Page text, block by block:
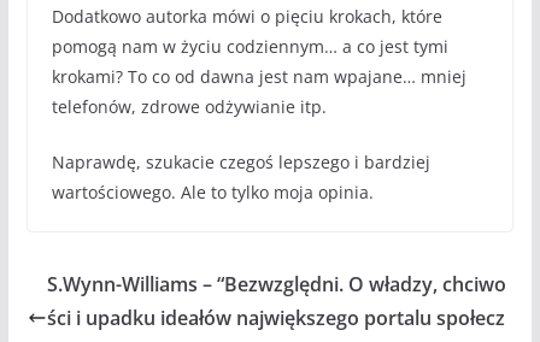
Dodatkowo autorka mówi o pięciu krokach, które
pomogą nam w życiu codziennym… a co jest tymi
krokami? To co od dawna jest nam wpajane… mniej
telefonów, zdrowe odżywianie itp.
Naprawdę, szukacie czegoś lepszego i bardziej
wartościowego. Ale to tylko moja opinia.
S.Wynn-Williams – “Bezwzględni. O władzy, chciwo
ści i upadku ideałów największego portalu społecz